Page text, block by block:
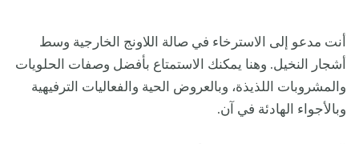
أنت مدعو إلى الاسترخاء في صالة اللاونج الخارجية وسط
أشجار النخيل. وهنا يمكنك الاستمتاع بأفضل وصفات الحلويات
والمشروبات اللذيذة، وبالعروض الحية والفعاليات الترفيهية
وبالأجواء الهادئة في آن.